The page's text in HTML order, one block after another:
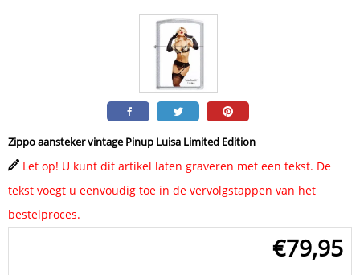
Zippo aansteker vintage Pinup Luisa Limited Edition
Let op! U kunt dit artikel laten graveren met een tekst. De
tekst voegt u eenvoudig toe in de vervolgstappen van het
bestelproces.
€79,95